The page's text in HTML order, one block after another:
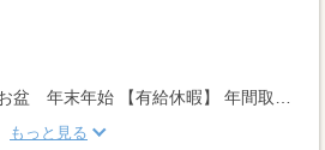
もっと見る